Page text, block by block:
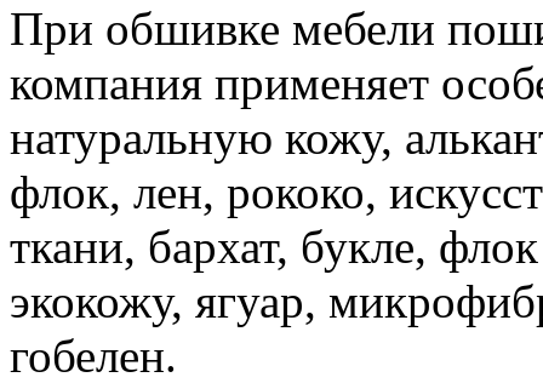
При обшивке мебели
компания применяет
натуральную кожу,
флок, лен, рококо,
ткани, бархат, букле,
экокожу, ягуар,
гобелен.